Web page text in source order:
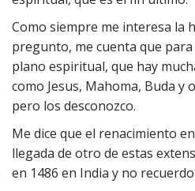
Como siempre me interesa la
pregunto, me cuenta que
plano espiritual, que hay
como Jesus, Mahoma, Buda y
pero los desconozco.
Me dice que el renacimiento
llegada de otro de estas
en 1486 en India y no